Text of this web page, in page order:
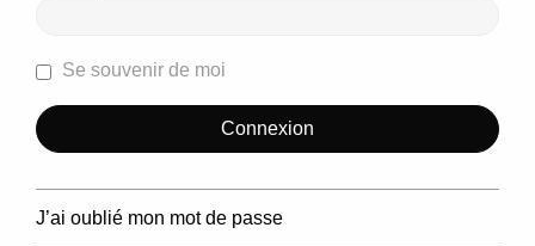
Se souvenir de moi
J’ai oublié mon mot de passe